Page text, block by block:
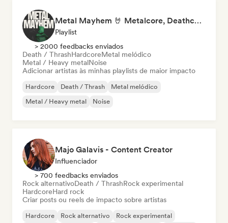
Metal Mayhem 🤘 Metalcore, Deathcore & Progressive Metal
Playlist
> 2000 feedbacks enviados
Death / ThrashHardcoreMetal melódico
Metal / Heavy metalNoise
Adicionar artistas às minhas playlists de maior impacto
Hardcore Death / Thrash
Metal melódico
Metal / Heavy metal
Noise
Majo Galavis - Content Creator
Influenciador
> 700 feedbacks enviados
Rock alternativoDeath / ThrashRock experimental
HardcoreHard rock
Criar posts ou reels de impacto sobre artistas
Hardcore Rock alternativo
Rock experimental